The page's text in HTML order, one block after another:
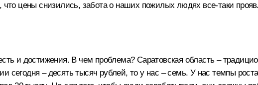
цены снизились, забота о наших пожилых людях все‑таки
и достижения. В чем проблема? Саратовская область –
сегодня – десять тысяч рублей, то у нас – семь. У нас темпы